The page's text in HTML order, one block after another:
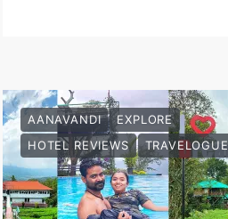
AANAVANDI
EXPLORE
HOTEL REVIEWS
TRAVELOGUE